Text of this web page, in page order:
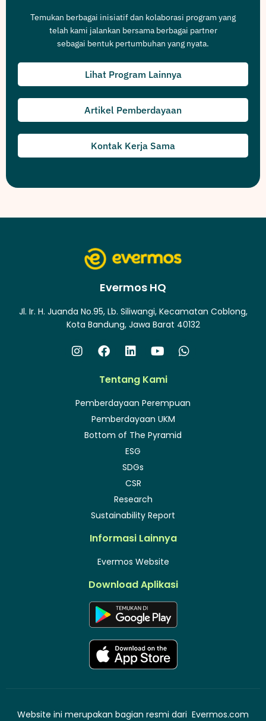
Temukan berbagai inisiatif dan kolaborasi program yang
telah kami jalankan bersama berbagai partner
sebagai bentuk pertumbuhan yang nyata.
Lihat Program Lainnya
Artikel Pemberdayaan
Kontak Kerja Sama
Evermos HQ
Jl. Ir. H. Juanda No.95, Lb. Siliwangi, Kecamatan Coblong,
Kota Bandung, Jawa Barat 40132
Tentang Kami
Pemberdayaan Perempuan
Pemberdayaan UKM
Bottom of The Pyramid
ESG
SDGs
CSR
Research
Sustainability Report
Informasi Lainnya
Evermos Website
Download Aplikasi
Website ini merupakan bagian resmi dari Evermos.com